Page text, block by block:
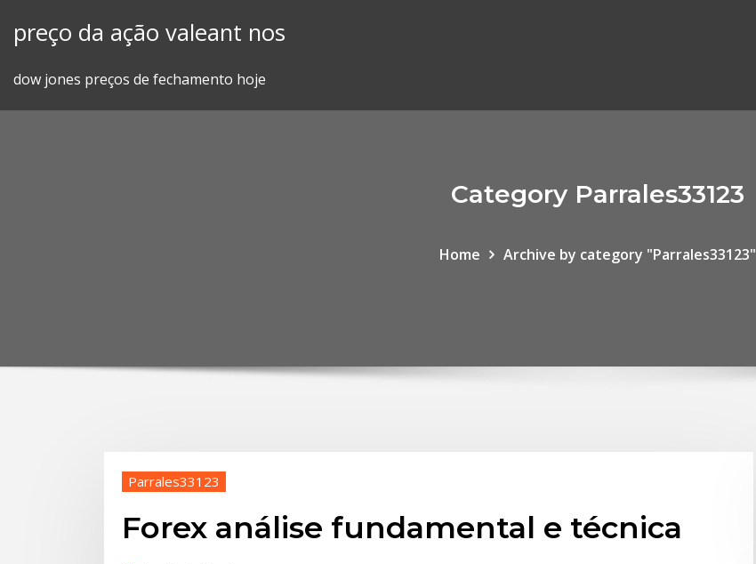
preço da ação valeant nos
dow jones preços de fechamento hoje
Category Parrales33123
Home Archive by category "Parrales33123"
Parrales33123
Forex análise fundamental e técnica